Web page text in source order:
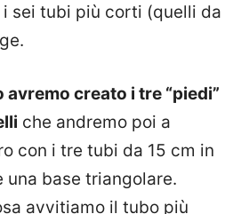
sei tubi più corti (quelli da
avremo creato i tre “piedi”
che andremo poi a
con i tre tubi da 15 cm in
una base triangolare.
avvitiamo il tubo più